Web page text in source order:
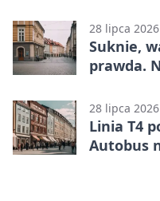
28 lipca 2026
Suknie,
prawda.
28 lipca 2026
Linia T4
Autobus